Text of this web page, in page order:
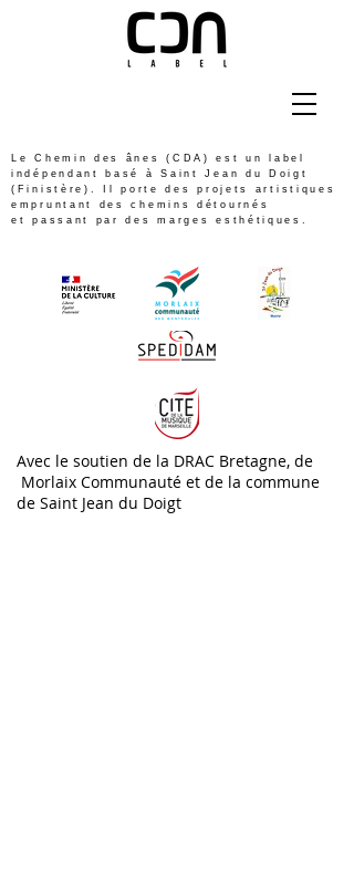
Le Chemin des ânes (CDA) est un label
indépendant basé à Saint Jean du Doigt
(Finistère). Il porte des projets artistiques
empruntant des chemins détournés
et passant par des marges esthétiques.
Avec le soutien de la DRAC Bretagne, de
Morlaix Communauté et de la commune
de Saint Jean du Doigt